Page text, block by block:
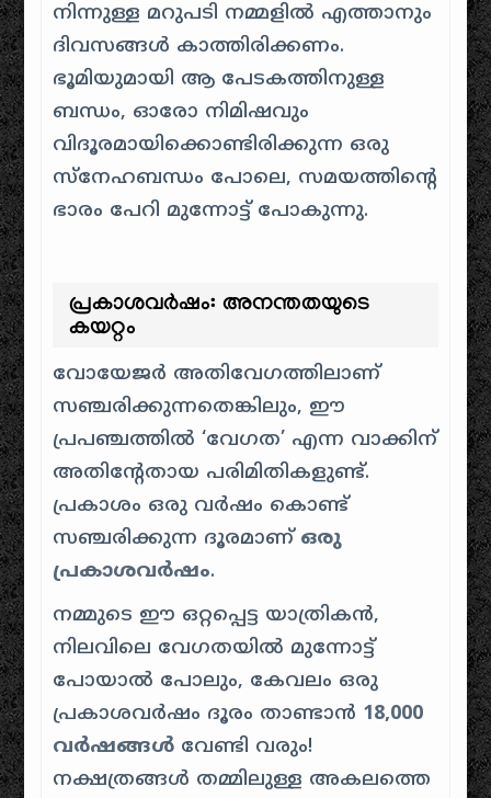
നിന്നുള്ള മറുപടി നമ്മളിൽ എത്താനും
ദിവസങ്ങൾ കാത്തിരിക്കണം.
ഭൂമിയുമായി ആ പേടകത്തിനുള്ള
ബന്ധം, ഓരോ നിമിഷവും
വിദൂരമായിക്കൊണ്ടിരിക്കുന്ന ഒരു
സ്നേഹബന്ധം പോലെ, സമയത്തിൻ്റെ
ഭാരം പേറി മുന്നോട്ട് പോകുന്നു.
പ്രകാശവർഷം: അനന്തതയുടെ
കയറ്റം
വോയേജർ അതിവേഗത്തിലാണ്
സഞ്ചരിക്കുന്നതെങ്കിലും, ഈ
പ്രപഞ്ചത്തിൽ ‘വേഗത’ എന്ന വാക്കിന്
അതിൻ്റേതായ പരിമിതികളുണ്ട്.
പ്രകാശം ഒരു വർഷം കൊണ്ട്
സഞ്ചരിക്കുന്ന ദൂരമാണ് ഒരു
പ്രകാശവർഷം.
നമ്മുടെ ഈ ഒറ്റപ്പെട്ട യാത്രികൻ,
നിലവിലെ വേഗതയിൽ മുന്നോട്ട്
പോയാൽ പോലും, കേവലം ഒരു
പ്രകാശവർഷം ദൂരം താണ്ടാൻ 18,000
വർഷങ്ങൾ വേണ്ടി വരും!
നക്ഷത്രങ്ങൾ തമ്മിലുള്ള അകലത്തെ